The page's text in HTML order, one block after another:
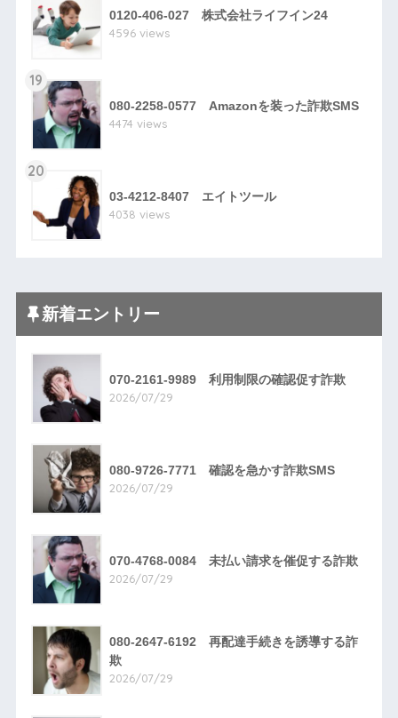
0120-406-027 株式会社ライフイン24
4596 views
19
080-2258-0577 Amazonを装った詐欺SMS
4474 views
20
03-4212-8407 エイトツール
4038 views
新着エントリー
070-2161-9989 利用制限の確認促す詐欺
2026/07/29
080-9726-7771 確認を急かす詐欺SMS
2026/07/29
070-4768-0084 未払い請求を催促する詐欺
2026/07/29
080-2647-6192 再配達手続きを誘導する詐
欺
2026/07/29